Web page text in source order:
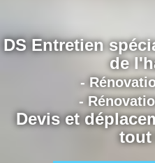
DS Entretien
de
-
-
Devis et
tout